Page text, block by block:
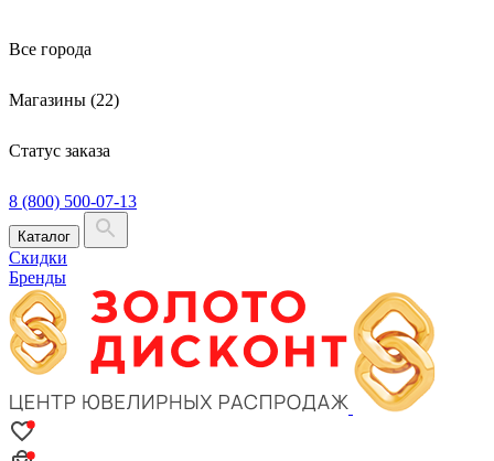
Все города
Магазины (22)
Статус заказа
8 (800) 500-07-13
Каталог
Скидки
Бренды